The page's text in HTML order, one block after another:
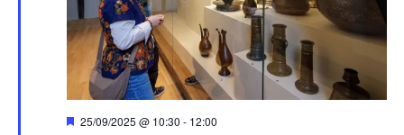
Mis
25/09/2025 @ 10:30 - 12:00